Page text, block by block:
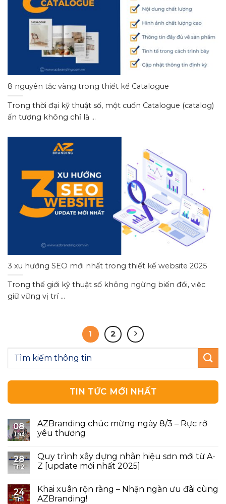
8 nguyên tắc vàng trong thiết kế Catalogue
Trong thời đại kỹ thuật số, một cuốn Catalogue (catalog)
ấn tượng không chỉ là ...
3 xu hướng SEO mới nhất trong thiết kế website 2025
Trong thế giới kỹ thuật số không ngừng biến đổi, việc
giữ vững vị trí ...
1 2
TIN TỨC MỚI NHẤT
08
Th3
AZBranding chúc mừng ngày 8/3 – Rực rỡ
yêu thương
28
Th2
Quy trình xây dựng nhãn hiệu sơn mới từ A-
Z [update mới nhất 2025]
24
Th1
Khai xuân rộn ràng – Nhận ngàn ưu đãi cùng
AZBranding!